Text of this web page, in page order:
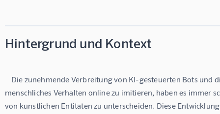
Hintergrund und Kontext
menschliches Verhalten online zu imitieren, haben es immer
von künstlichen Entitäten zu unterscheiden. Diese